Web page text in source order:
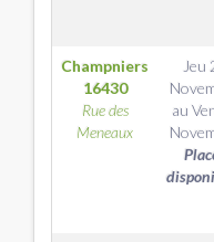
Champniers
16430
Rue des
Meneaux
Jeu
au